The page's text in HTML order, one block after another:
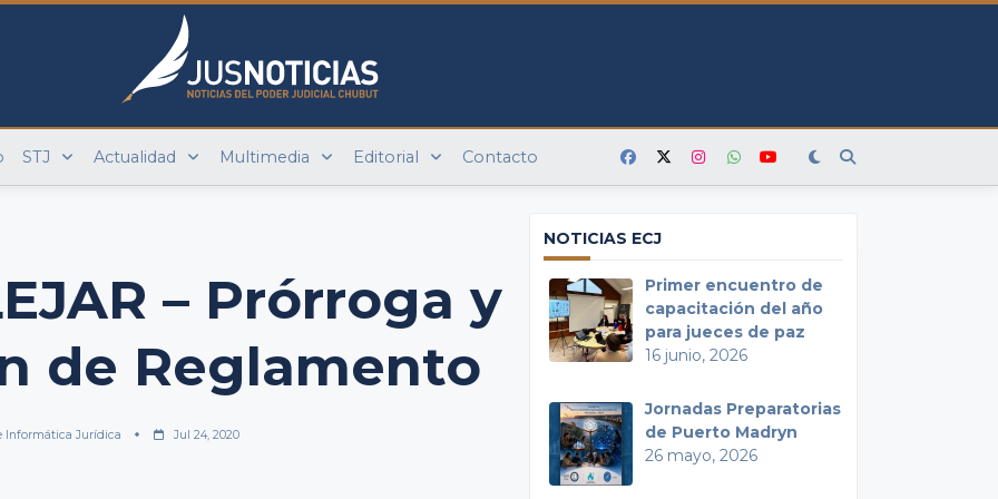
STJ Actualidad Multimedia Editorial Contacto
– Prórroga y
de Reglamento
Informática Jurídica Jul 24, 2020
NOTICIAS ECJ
Primer encuentro de
capacitación del año
para jueces de paz
16 junio, 2026
Jornadas Preparatorias
de Puerto Madryn
26 mayo, 2026